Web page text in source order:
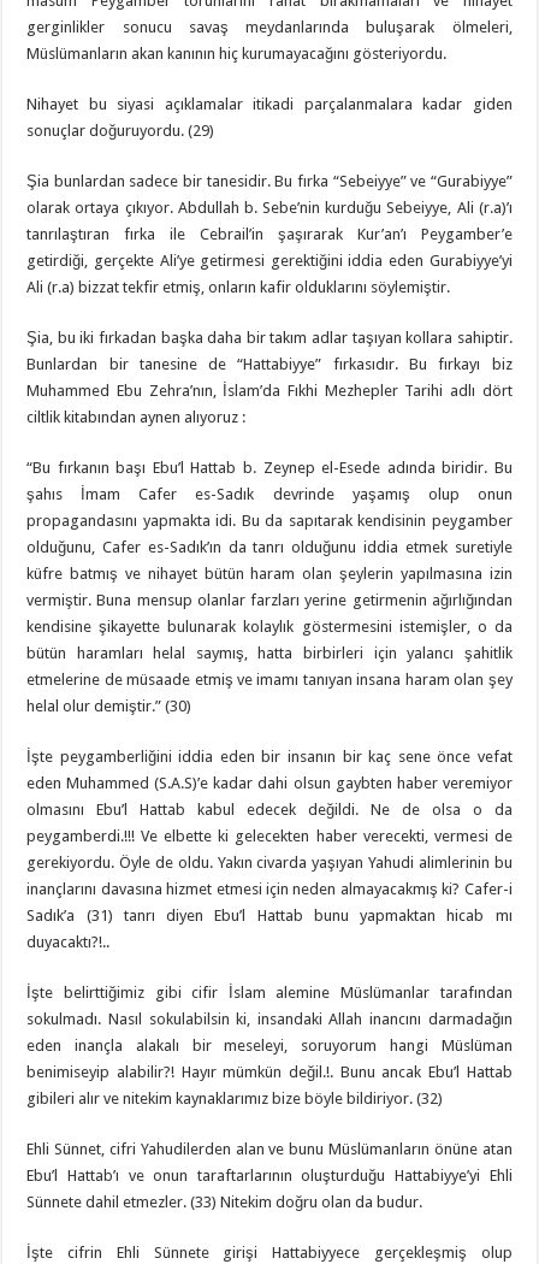
gerginlikler sonucu savaş meydanlarında buluşarak ölmeleri,
Müslümanların akan kanının hiç kurumayacağını gösteriyordu.
Nihayet bu siyasi açıklamalar itikadi parçalanmalara kadar giden
sonuçlar doğuruyordu. (29)
Şia bunlardan sadece bir tanesidir. Bu fırka “Sebeiyye” ve “Gurabiyye”
olarak ortaya çıkıyor. Abdullah b. Sebe’nin kurduğu Sebeiyye, Ali (r.a)’ı
tanrılaştıran fırka ile Cebrail’in şaşırarak Kur’an’ı Peygamber’e
getirdiği, gerçekte Ali’ye getirmesi gerektiğini iddia eden Gurabiyye’yi
Ali (r.a) bizzat tekfir etmiş, onların kafir olduklarını söylemiştir.
Şia, bu iki fırkadan başka daha bir takım adlar taşıyan kollara sahiptir.
Bunlardan bir tanesine de “Hattabiyye” fırkasıdır. Bu fırkayı biz
Muhammed Ebu Zehra’nın, İslam’da Fıkhi Mezhepler Tarihi adlı dört
ciltlik kitabından aynen alıyoruz :
“Bu fırkanın başı Ebu’l Hattab b. Zeynep el-Esede adında biridir. Bu
şahıs İmam Cafer es-Sadık devrinde yaşamış olup onun
propagandasını yapmakta idi. Bu da sapıtarak kendisinin peygamber
olduğunu, Cafer es-Sadık’ın da tanrı olduğunu iddia etmek suretiyle
küfre batmış ve nihayet bütün haram olan şeylerin yapılmasına izin
vermiştir. Buna mensup olanlar farzları yerine getirmenin ağırlığından
kendisine şikayette bulunarak kolaylık göstermesini istemişler, o da
bütün haramları helal saymış, hatta birbirleri için yalancı şahitlik
etmelerine de müsaade etmiş ve imamı tanıyan insana haram olan şey
helal olur demiştir.” (30)
İşte peygamberliğini iddia eden bir insanın bir kaç sene önce vefat
eden Muhammed (S.A.S)’e kadar dahi olsun gaybten haber veremiyor
olmasını Ebu’l Hattab kabul edecek değildi. Ne de olsa o da
peygamberdi.!!! Ve elbette ki gelecekten haber verecekti, vermesi de
gerekiyordu. Öyle de oldu. Yakın civarda yaşıyan Yahudi alimlerinin bu
inançlarını davasına hizmet etmesi için neden almayacakmış ki? Cafer-i
Sadık’a (31) tanrı diyen Ebu’l Hattab bunu yapmaktan hicab mı
duyacaktı?!..
İşte belirttiğimiz gibi cifir İslam alemine Müslümanlar tarafından
sokulmadı. Nasıl sokulabilsin ki, insandaki Allah inancını darmadağın
eden inançla alakalı bir meseleyi, soruyorum hangi Müslüman
benimiseyip alabilir?! Hayır mümkün değil.!. Bunu ancak Ebu’l Hattab
gibileri alır ve nitekim kaynaklarımız bize böyle bildiriyor. (32)
Ehli Sünnet, cifri Yahudilerden alan ve bunu Müslümanların önüne atan
Ebu’l Hattab’ı ve onun taraftarlarının oluşturduğu Hattabiyye’yi Ehli
Sünnete dahil etmezler. (33) Nitekim doğru olan da budur.
İşte cifrin Ehli Sünnete girişi Hattabiyyece gerçekleşmiş olup